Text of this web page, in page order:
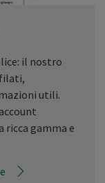
il nostro
utili.
gamma e